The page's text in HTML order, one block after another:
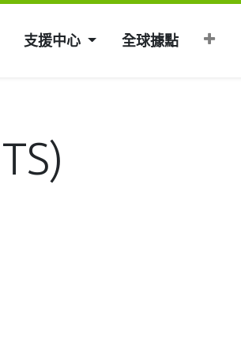
支援中心 全球據點